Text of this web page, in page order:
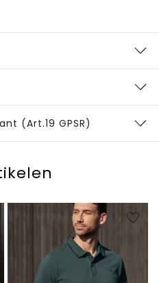
(Art.19 GPSR)